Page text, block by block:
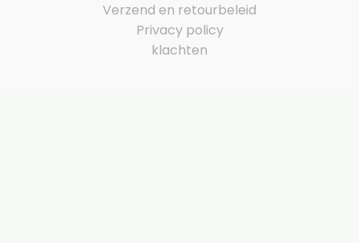
Verzend en retourbeleid
Privacy policy
klachten